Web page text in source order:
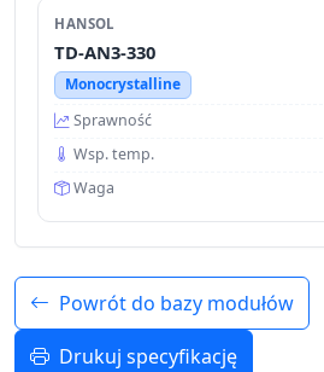
HANSOL
TD-AN3-330
Monocrystalline
Sprawność
Wsp. temp.
Waga
Powrót do bazy modułów
Drukuj specyfikację